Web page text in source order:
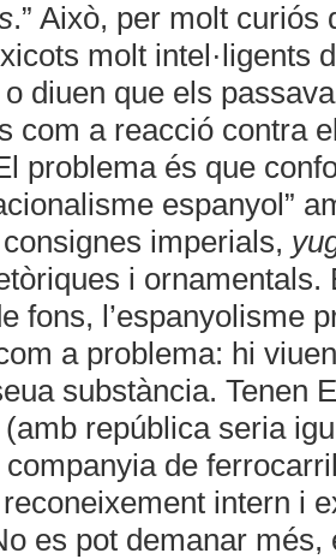
.” Això, per molt curiós
molt intel·ligents
diuen que els
com a reacció contra
problema és que
espanyol”
imperials,
i ornamentals.
fons, l’espanyolisme
a problema: hi
substància. Tenen
república seria
companyia de
intern i
es pot demanar més,